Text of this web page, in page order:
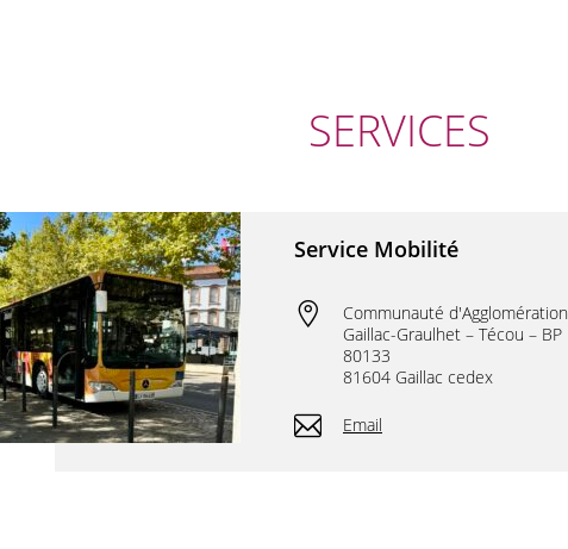
SERVICES
Service Mobilité
Communauté d'Agglomération
Gaillac-Graulhet – Técou – BP
80133
81604 Gaillac cedex
Email